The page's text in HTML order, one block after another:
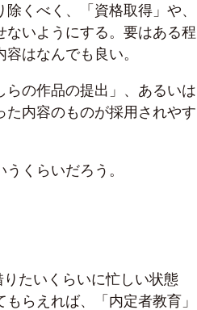
くべく、「資格取得」や、
いようにする。要はある程
はなんでも良い。
らの作品の提出」、あるいは
内容のものが採用されやす
くらいだろう。
たいくらいに忙しい状態
らえれば、「内定者教育」